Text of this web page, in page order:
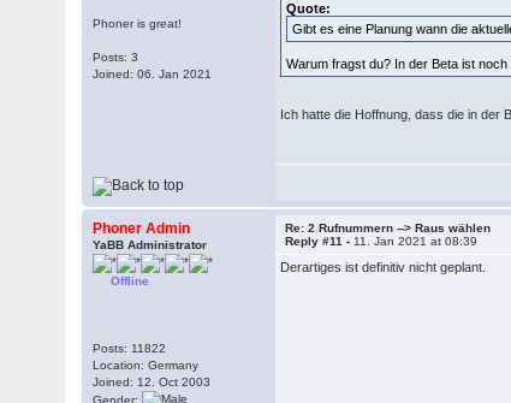
Phoner is great!
Posts: 3
Joined: 06. Jan 2021
Quote:
Gibt es eine Planung wann die
Warum fragst du? In der Beta ist
Ich hatte die Hoffnung, dass die in der
Phoner Admin
YaBB Administrator
Offline
Posts: 11822
Location: Germany
Joined: 12. Oct 2003
Gender:
Re: 2 Rufnummern --> Raus wählen
Reply #11 - 11. Jan 2021 at 08:39
Derartiges ist definitiv nicht geplant.